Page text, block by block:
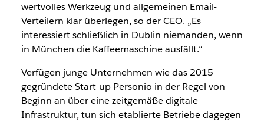
wertvolles Werkzeug und allgemeinen Email-
Verteilern klar überlegen, so der CEO. „Es
interessiert schließlich in Dublin niemanden, wenn
in München die Kaffeemaschine ausfällt.“
Verfügen junge Unternehmen wie das 2015
gegründete Start-up Personio in der Regel von
Beginn an über eine zeitgemäße digitale
Infrastruktur, tun sich etablierte Betriebe dagegen